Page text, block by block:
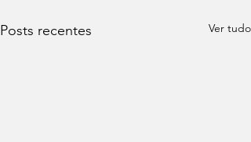
Posts recentes Ver tudo